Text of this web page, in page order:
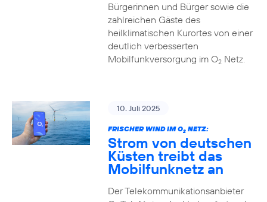
Bürgerinnen und Bürger sowie die
zahlreichen Gäste des
heilklimatischen Kurortes von einer
deutlich verbesserten
Mobilfunkversorgung im O2Netz.
10. Juli 2025
FRISCHER WIND IM O2NETZ:
Strom von deutschen
Küsten treibt das
Mobilfunknetz an
Der Telekommunikationsanbieter